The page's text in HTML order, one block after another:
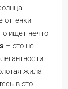
оттенки –
ищет нечто
– это не
жила
в это